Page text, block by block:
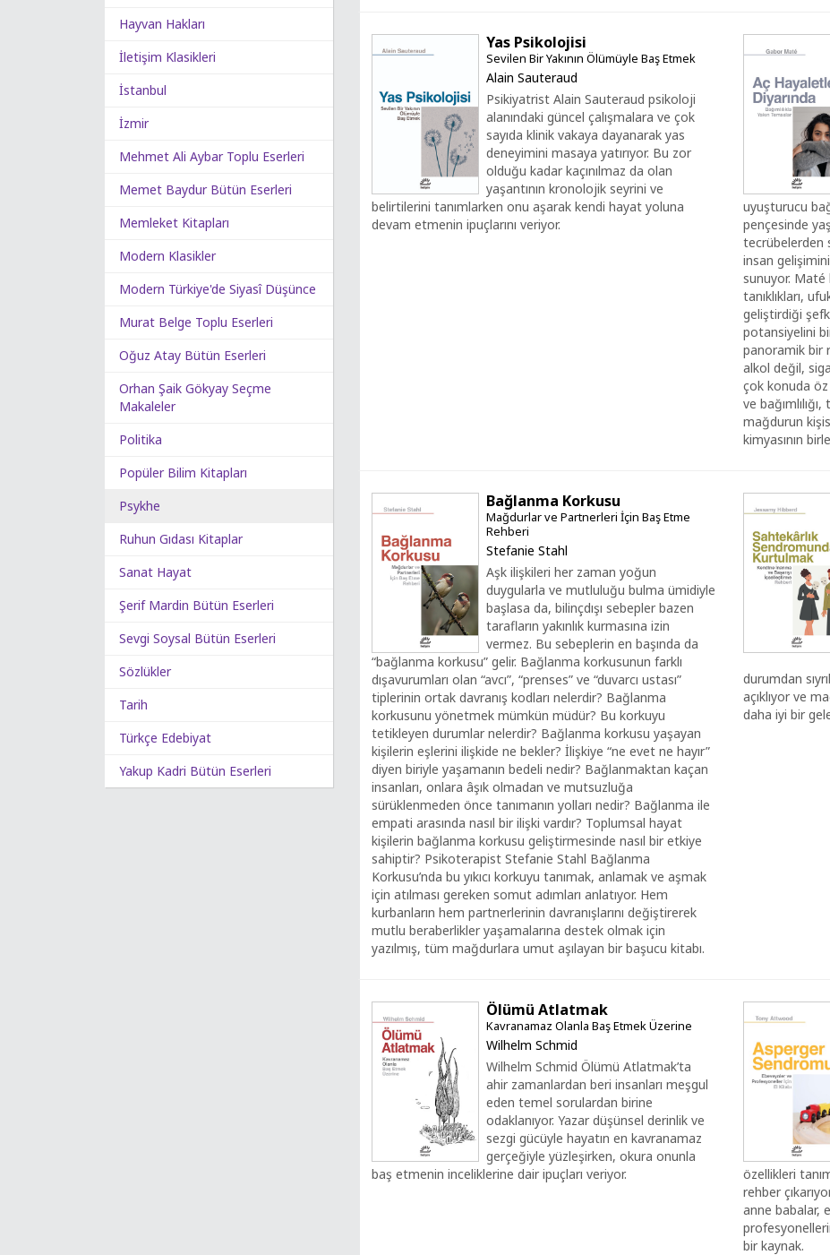
Hayvan Hakları
İletişim Klasikleri
İstanbul
İzmir
Mehmet Ali Aybar Toplu Eserleri
Memet Baydur Bütün Eserleri
Memleket Kitapları
Modern Klasikler
Modern Türkiye'de Siyasî Düşünce
Murat Belge Toplu Eserleri
Oğuz Atay Bütün Eserleri
Orhan Şaik Gökyay Seçme
Makaleler
Politika
Popüler Bilim Kitapları
Psykhe
Ruhun Gıdası Kitaplar
Sanat Hayat
Şerif Mardin Bütün Eserleri
Sevgi Soysal Bütün Eserleri
Sözlükler
Tarih
Türkçe Edebiyat
Yakup Kadri Bütün Eserleri
Yas Psikolojisi
Sevilen Bir Yakının Ölümüyle Baş Etmek
Alain Sauteraud
Psikiyatrist Alain Sauteraud psikoloji
alanındaki güncel çalışmalara ve çok
sayıda klinik vakaya dayanarak yas
deneyimini masaya yatırıyor. Bu zor
olduğu kadar kaçınılmaz da olan
yaşantının kronolojik seyrini ve
belirtilerini tanımlarken onu aşarak kendi hayat yoluna
devam etmenin ipuçlarını veriyor.
uyuşturucu
pençesinde
tecrübelerden
insan
sunuyor. Maté
tanıklıkları,
geliştirdiği
potansiyelini
panoramik bir
alkol değil,
çok konuda öz
ve
mağdurun
kimyasının
Bağlanma Korkusu
Mağdurlar ve Partnerleri İçin Baş Etme
Rehberi
Stefanie Stahl
Aşk ilişkileri her zaman yoğun
duygularla ve mutluluğu bulma ümidiyle
başlasa da, bilinçdışı sebepler bazen
tarafların yakınlık kurmasına izin
vermez. Bu sebeplerin en başında da
“bağlanma korkusu” gelir. Bağlanma korkusunun farklı
dışavurumları olan “avcı”, “prenses” ve “duvarcı ustası”
tiplerinin ortak davranış kodları nelerdir? Bağlanma
korkusunu yönetmek mümkün müdür? Bu korkuyu
tetikleyen durumlar nelerdir? Bağlanma korkusu yaşayan
kişilerin eşlerini ilişkide ne bekler? İlişkiye “ne evet ne hayır”
diyen biriyle yaşamanın bedeli nedir? Bağlanmaktan kaçan
insanları, onlara âşık olmadan ve mutsuzluğa
sürüklenmeden önce tanımanın yolları nedir? Bağlanma ile
empati arasında nasıl bir ilişki vardır? Toplumsal hayat
kişilerin bağlanma korkusu geliştirmesinde nasıl bir etkiye
sahiptir? Psikoterapist Stefanie Stahl Bağlanma
Korkusu’nda bu yıkıcı korkuyu tanımak, anlamak ve aşmak
için atılması gereken somut adımları anlatıyor. Hem
kurbanların hem partnerlerinin davranışlarını değiştirerek
mutlu beraberlikler yaşamalarına destek olmak için
yazılmış, tüm mağdurlara umut aşılayan bir başucu kitabı.
durumdan
açıklıyor ve
daha iyi bir
Ölümü Atlatmak
Kavranamaz Olanla Baş Etmek Üzerine
Wilhelm Schmid
Wilhelm Schmid Ölümü Atlatmak’ta
ahir zamanlardan beri insanları meşgul
eden temel sorulardan birine
odaklanıyor. Yazar düşünsel derinlik ve
sezgi gücüyle hayatın en kavranamaz
gerçeğiyle yüzleşirken, okura onunla
baş etmenin inceliklerine dair ipuçları veriyor.
özellikleri
rehber
anne babalar,
bir kaynak.